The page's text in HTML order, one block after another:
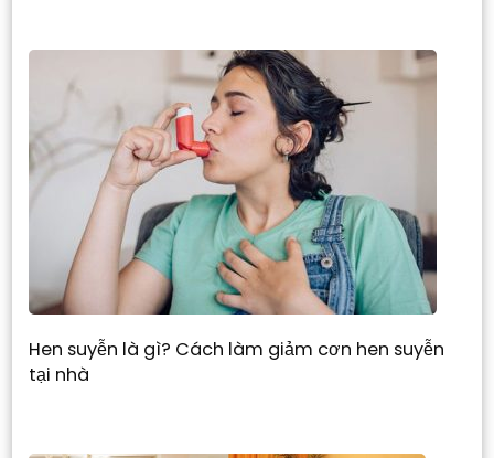
Hen suyễn là gì? Cách làm giảm cơn hen suyễn
tại nhà